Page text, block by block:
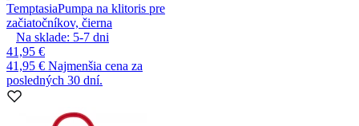
TemptasiaPumpa na klitoris pre
začiatočníkov, čierna
Na sklade: 5-7 dni
41,95 €
41,95 € Najmenšia cena za
posledných 30 dní.